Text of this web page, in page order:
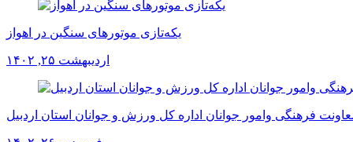
یکه‌تازی موتورهای سنگین در اهواز
اردیبهشت ۲۵, ۱۴۰۲
فرهنگی وامور جوانان اداره کل ورزش و جوانان استان اردبیل